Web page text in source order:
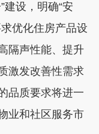
设，明确“安
优化住房产品设
隔声性能、提升
激发改善性需求
品质要求将进一
业和社区服务市